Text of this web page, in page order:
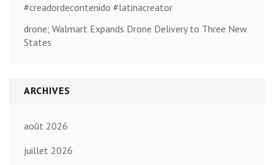
#creadordecontenido #latinacreator
drone; Walmart Expands Drone Delivery to Three New
States
ARCHIVES
août 2026
juillet 2026